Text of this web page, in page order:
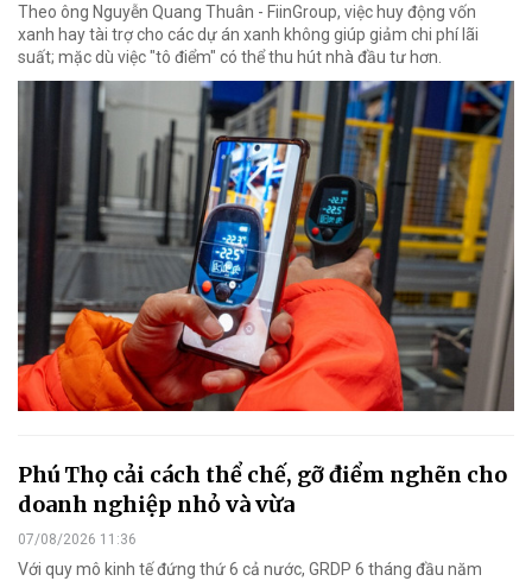
Theo ông Nguyễn Quang Thuân - FiinGroup, việc huy động vốn
xanh hay tài trợ cho các dự án xanh không giúp giảm chi phí lãi
suất; mặc dù việc "tô điểm" có thể thu hút nhà đầu tư hơn.
Phú Thọ cải cách thể chế, gỡ điểm nghẽn cho
doanh nghiệp nhỏ và vừa
07/08/2026 11:36
Với quy mô kinh tế đứng thứ 6 cả nước, GRDP 6 tháng đầu năm